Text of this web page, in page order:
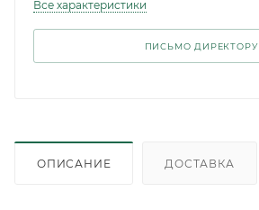
Все характеристики
ПИСЬМО ДИРЕКТОРУ
ОПИСАНИЕ ДОСТАВКА